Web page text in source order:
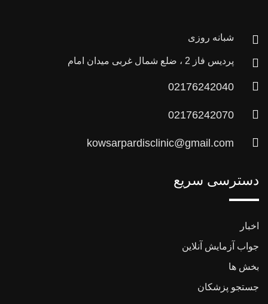
شبانه روزی
پردیس فاز 2 ، ضلع شمال غربی میدان امام
02176242040
02176242070
kowsarpardisclinic@gmail.com
دسترسی سریع
اخبار
جواب آزمایش آنلاین
بخش ها
جستجو پزشکان